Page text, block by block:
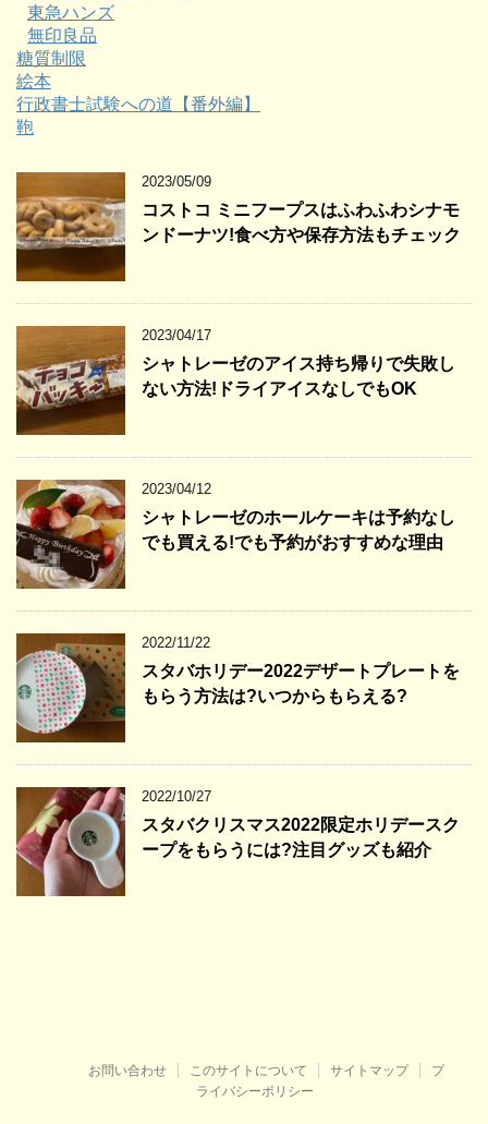
東急ハンズ
無印良品
糖質制限
絵本
行政書士試験への道【番外編】
鞄
2023/05/09
コストコ ミニフープスはふわふわシナモ
ンドーナツ!食べ方や保存方法もチェック
2023/04/17
シャトレーゼのアイス持ち帰りで失敗し
ない方法!ドライアイスなしでもOK
2023/04/12
シャトレーゼのホールケーキは予約なし
でも買える!でも予約がおすすめな理由
2022/11/22
スタバホリデー2022デザートプレートを
もらう方法は?いつからもらえる?
2022/10/27
スタバクリスマス2022限定ホリデースク
ープをもらうには?注目グッズも紹介
お問い合わせ このサイトについて サイトマップ
プ
ライバシーポリシー